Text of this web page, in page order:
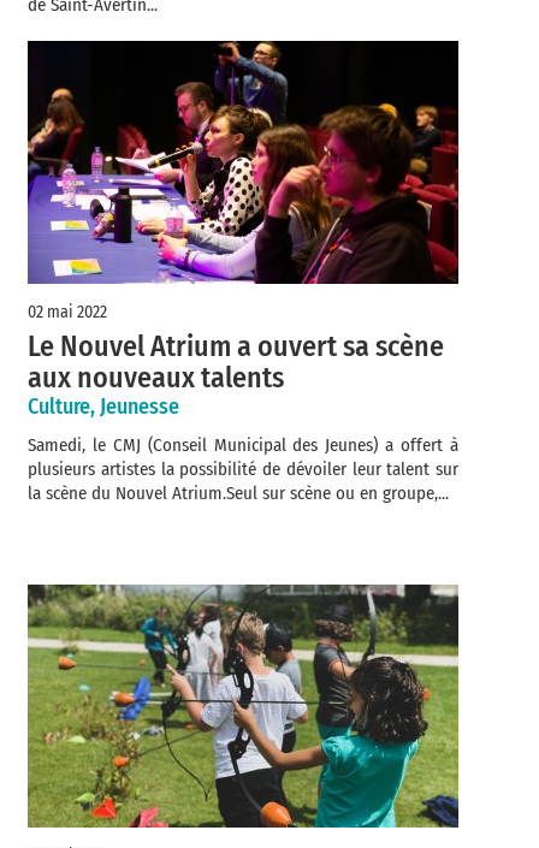
de Saint-Avertin...
02 mai 2022
Le Nouvel Atrium a ouvert sa scène
aux nouveaux talents
Culture, Jeunesse
Samedi, le CMJ (Conseil Municipal des Jeunes) a offert à
plusieurs artistes la possibilité de dévoiler leur talent sur
la scène du Nouvel Atrium.Seul sur scène ou en groupe,...